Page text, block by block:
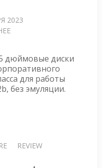
2023
900GB
10K
12G
SAS
дюймовые диски
для работы
без эмуляции.
REVIEW